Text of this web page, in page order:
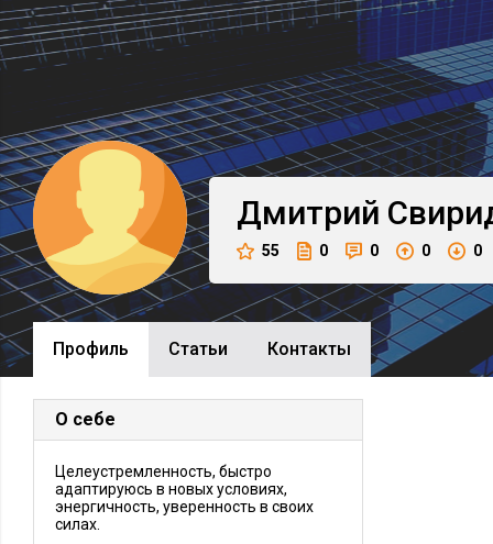
Дмитрий
55 0 0 0 0
Профиль Cтатьи Контакты
О себе
Целеустремленность, быстро
адаптируюсь в новых условиях,
энергичность, уверенность в своих
силах.